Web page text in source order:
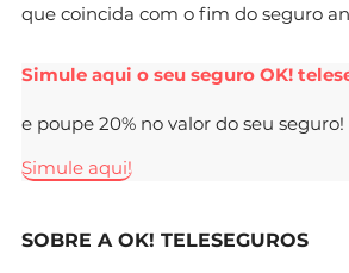
que coincida com o fim do seguro
Simule aqui o seu seguro OK!
e poupe 20% no valor do seu seguro!
Simule aqui!
SOBRE A OK! TELESEGUROS